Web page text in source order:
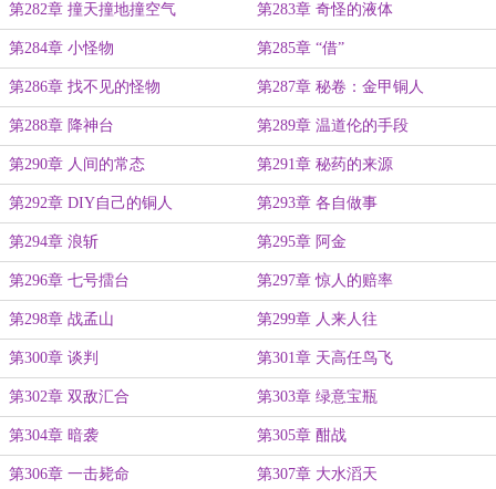
第282章 撞天撞地撞空气 第283章 奇怪的液体
第284章 小怪物 第285章 “借”
第286章 找不见的怪物 第287章 秘卷：金甲铜人
第288章 降神台 第289章 温道伦的手段
第290章 人间的常态 第291章 秘药的来源
第292章 DIY自己的铜人 第293章 各自做事
第294章 浪斩 第295章 阿金
第296章 七号擂台 第297章 惊人的赔率
第298章 战孟山 第299章 人来人往
第300章 谈判 第301章 天高任鸟飞
第302章 双敌汇合 第303章 绿意宝瓶
第304章 暗袭 第305章 酣战
第306章 一击毙命 第307章 大水滔天